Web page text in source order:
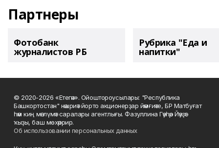
Партнеры
Фотобанк
журналистов РБ
Рубрика "Еда и
напитки"
© 2020-2026 «Етегән». Ойоштороусылары: "Республика
Башкортостан" нәшриәт йорто акционерҙар йәмғиәте, БР Матбуғат
һәм киң мәғлүмәт саралары агентлығы. Фазуллина Гәүһәр Йәүҙәт
ҡыҙы, баш мөхәррир.
Об использовании персональных данных